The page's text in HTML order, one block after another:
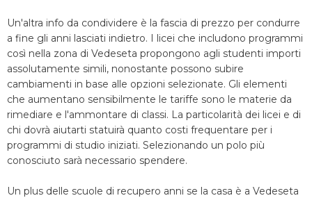
Un'altra info da condividere è la fascia di prezzo per condurre
a fine gli anni lasciati indietro. I licei che includono programmi
così nella zona di Vedeseta propongono agli studenti importi
assolutamente simili, nonostante possono subire
cambiamenti in base alle opzioni selezionate. Gli elementi
che aumentano sensibilmente le tariffe sono le materie da
rimediare e l'ammontare di classi. La particolarità dei licei e di
chi dovrà aiutarti statuirà quanto costi frequentare per i
programmi di studio iniziati. Selezionando un polo più
conosciuto sarà necessario spendere.
Un plus delle scuole di recupero anni se la casa è a Vedeseta